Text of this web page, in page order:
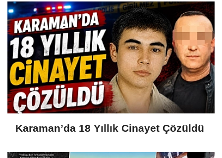
Karaman’da 18 Yıllık Cinayet Çözüldü